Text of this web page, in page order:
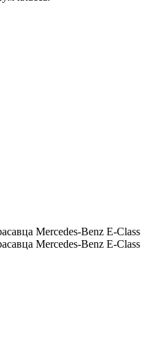
Mercedes-Benz E-Class
Mercedes-Benz E-Class